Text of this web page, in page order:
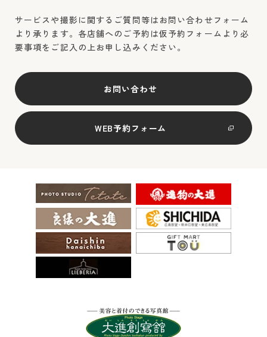
サービスや撮影に関するご質問等はお問い合わせフォーム
より承ります。各店舗へのご予約は仮予約フォームより必
要事項をご記入の上お申し込みください。
お問い合わせ
WEB予約フォーム